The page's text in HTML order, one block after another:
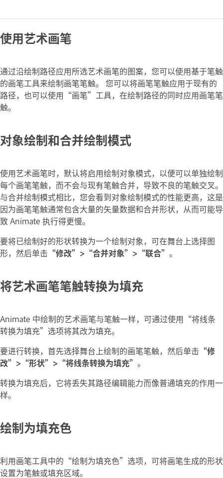
使用艺术画笔
通过沿绘制路径应用所选艺术画笔的图案，您可以使用基于笔触
的画笔工具来绘制画笔笔触。 您可以将画笔笔触应用于现有的
路径，也可以使用“画笔”工具，在绘制路径的同时应用画笔笔
触。
对象绘制和合并绘制模式
使用艺术画笔时，默认将启用绘制对象模式，以便可以单独绘制
每个画笔笔触，而不会与现有笔触合并，导致不良的笔触交叉。
与合并绘制模式相比，您会看到对象绘制模式的性能更高，这是
因为画笔笔触通常包含大量的矢量数据和合并形状，从而可能导
致 Animate 执行得更慢。
要将已绘制好的形状转换为一个绘制对象，可在舞台上选择图
形，然后单击 “修改”>“合并对象”>“联合” 。
将艺术画笔笔触转换为填充
Animate 中绘制的艺术画笔与笔触一样，可通过使用“将线条
转换为填充”选项将其改为填充。
要进行转换，首先选择舞台上绘制的画笔笔触，然后单击 “修
改”>“形状”>“将线条转换为填充” 。
转换为填充后，它将丢失其路径编辑能力而像普通填充的作用一
样。
绘制为填充色
利用画笔工具中的“绘制为填充色”选项，可将画笔生成的形状
设置为笔触或填充区域。